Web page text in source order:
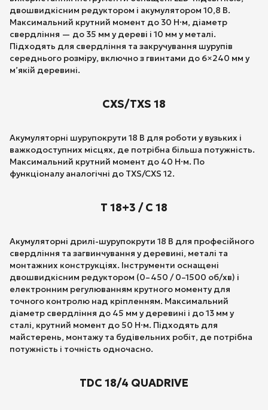
двошвидкісним редуктором і акумулятором 10,8 В.
Максимальний крутний момент до 30 Н·м, діаметр
свердління — до 35 мм у дереві і 10 мм у металі.
Підходять для свердління та закручування шурупів
середнього розміру, включно з гвинтами до 6×240 мм у
м’якій деревині.
CXS/TXS 18
Акумуляторні шурупокрути 18 В для роботи у вузьких і
важкодоступних місцях, де потрібна більша потужність.
Максимальний крутний момент до 40 Н·м. По
функціоналу аналогічні до TXS/CXS 12.
T 18+3 / C 18
Акумуляторні дрилі-шурупокрути 18 В для професійного
свердління та загвинчування у деревині, металі та
монтажних конструкціях. Інструменти оснащені
двошвидкісним редуктором (0–450 / 0–1500 об/хв) і
електронним регулюванням крутного моменту для
точного контролю над кріпленням. Максимальний
діаметр свердління до 45 мм у деревині і до 13 мм у
сталі, крутний момент до 50 Н·м. Підходять для
майстерень, монтажу та будівельних робіт, де потрібна
потужність і точність одночасно.
TDC 18/4 QUADRIVE